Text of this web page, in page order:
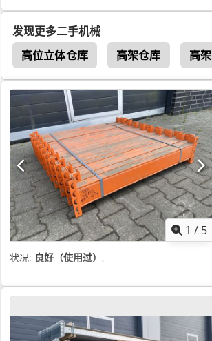
发现更多二手机械
高位立体仓库
高架仓库 高架
1 / 5
状况: 良好（使用过） ,